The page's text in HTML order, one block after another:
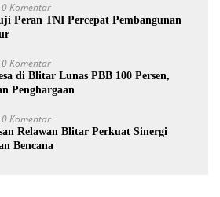
0 Komentar
Peran TNI Percepat Pembangunan
0 Komentar
di Blitar Lunas PBB 100 Persen,
Penghargaan
0 Komentar
Relawan Blitar Perkuat Sinergi
Bencana